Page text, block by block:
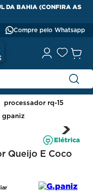
DA BAHIA (CONFIRA AS
Compre pelo Whatsapp
processador rq-15
gpaniz
Elétrica
Queijo E Coco